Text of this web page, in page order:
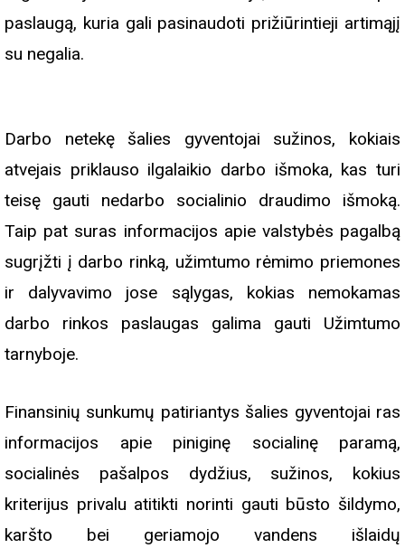
paslaugą, kuria gali pasinaudoti prižiūrintieji artimąjį
su negalia.
Darbo netekę šalies gyventojai sužinos, kokiais
atvejais priklauso ilgalaikio darbo išmoka, kas turi
teisę gauti nedarbo socialinio draudimo išmoką.
Taip pat suras informacijos apie valstybės pagalbą
sugrįžti į darbo rinką, užimtumo rėmimo priemones
ir dalyvavimo jose sąlygas, kokias nemokamas
darbo rinkos paslaugas galima gauti Užimtumo
tarnyboje.
Finansinių sunkumų patiriantys šalies gyventojai ras
informacijos apie piniginę socialinę paramą,
socialinės pašalpos dydžius, sužinos, kokius
kriterijus privalu atitikti norinti gauti būsto šildymo,
karšto bei geriamojo vandens išlaidų